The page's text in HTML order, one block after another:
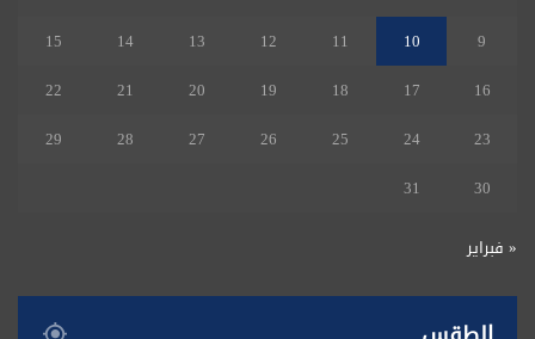
9
10
11
12
13
14
15
16
17
18
19
20
21
22
23
24
25
26
27
28
29
30
31
« فبراير